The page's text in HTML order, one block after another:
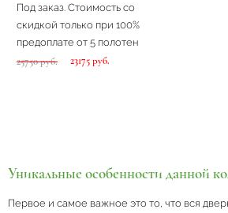
Под заказ. Стоимость со
скидкой только при 100%
предоплате от 5 полотен
25750 руб. 23175 руб.
Уникальные особенности данной
Первое и самое важное это то, что вся